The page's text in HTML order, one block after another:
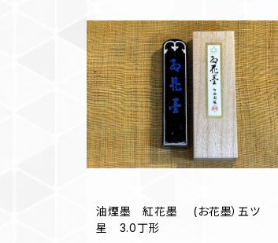
油煙墨 紅花墨 (お花墨）五ツ
星 3.0丁形